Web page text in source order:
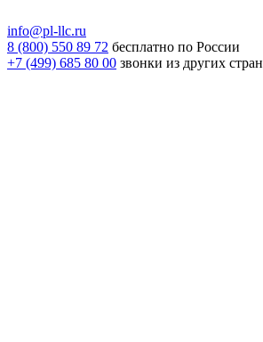
info@pl-llc.ru
8 (800) 550 89 72 бесплатно по России
+7 (499) 685 80 00 звонки из других стран